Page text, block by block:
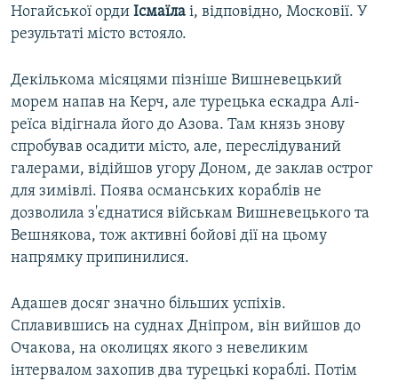
Ногайської орди Ісмаїла і, відповідно, Московії. У
результаті місто встояло.
Декількома місяцями пізніше Вишневецький
морем напав на Керч, але турецька ескадра Алі-
реїса відігнала його до Азова. Там князь знову
спробував осадити місто, але, переслідуваний
галерами, відійшов угору Доном, де заклав острог
для зимівлі. Поява османських кораблів не
дозволила з'єднатися військам Вишневецького та
Вешнякова, тож активні бойові дії на цьому
напрямку припинилися.
Адашев досяг значно більших успіхів.
Сплавившись на суднах Дніпром, він вийшов до
Очакова, на околицях якого з невеликим
інтервалом захопив два турецькі кораблі. Потім